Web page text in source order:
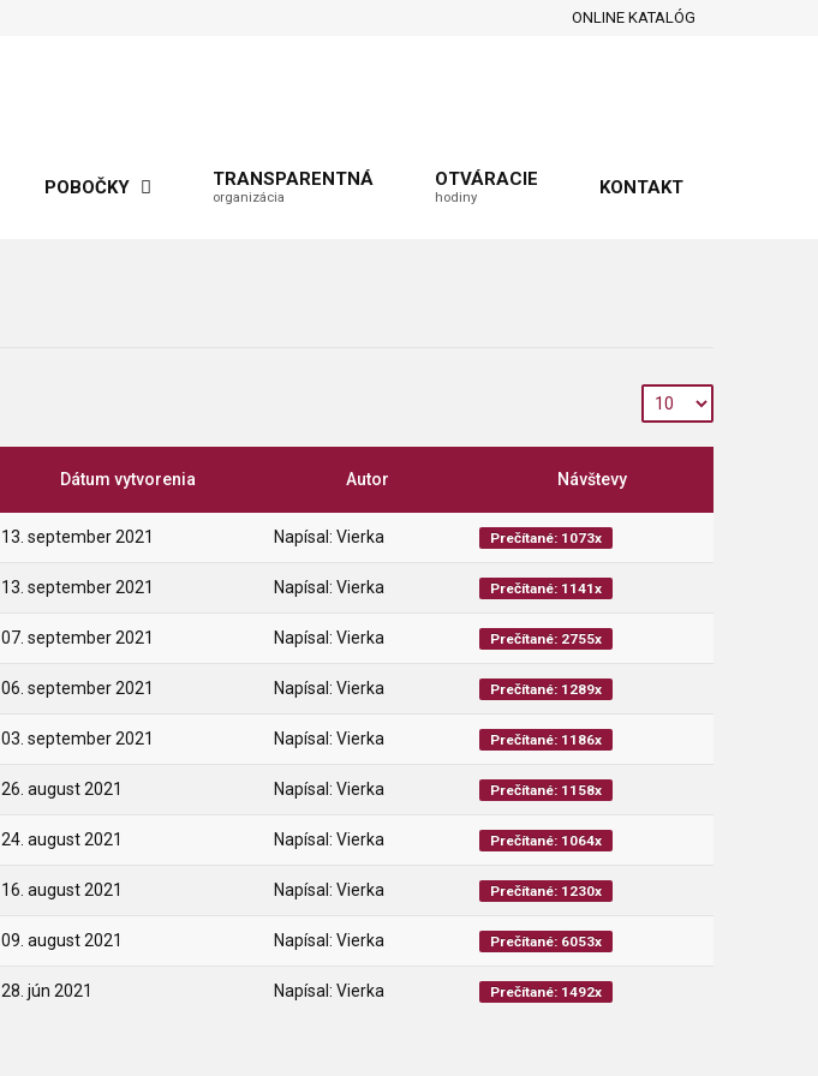
ONLINE KATALÓG
POBOČKY TRANSPARENTNÁ
organizácia
OTVÁRACIE
hodiny KONTAKT
Dátum vytvorenia Autor Návštevy
13. september 2021 Napísal: Vierka Prečítané: 1073x
13. september 2021 Napísal: Vierka Prečítané: 1141x
07. september 2021 Napísal: Vierka Prečítané: 2755x
06. september 2021 Napísal: Vierka Prečítané: 1289x
03. september 2021 Napísal: Vierka Prečítané: 1186x
26. august 2021 Napísal: Vierka Prečítané: 1158x
24. august 2021 Napísal: Vierka Prečítané: 1064x
16. august 2021 Napísal: Vierka Prečítané: 1230x
09. august 2021 Napísal: Vierka Prečítané: 6053x
28. jún 2021 Napísal: Vierka Prečítané: 1492x